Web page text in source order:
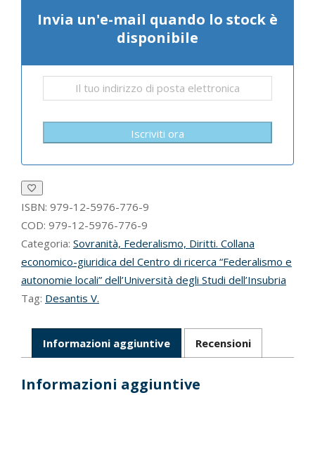
Invia un'e-mail quando lo stock è
disponibile
Iscriviti ora
ISBN: 979-12-5976-776-9
COD: 979-12-5976-776-9
Categoria: Sovranità, Federalismo, Diritti. Collana
economico-giuridica del Centro di ricerca “Federalismo e
autonomie locali” dell’Università degli Studi dell’Insubria
Tag: Desantis V.
Informazioni aggiuntive Recensioni
Informazioni aggiuntive